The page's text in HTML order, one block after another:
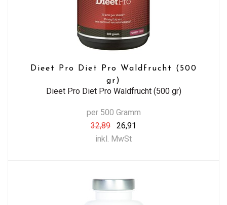
Dieet Pro Diet Pro Waldfrucht (500
gr)
Dieet Pro Diet Pro Waldfrucht (500 gr)
per 500 Gramm
32,89
26,91
inkl. MwSt